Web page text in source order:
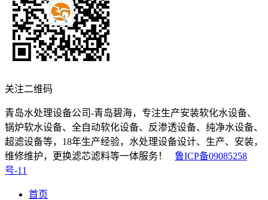
关注二维码
青岛水处理设备公司-青岛碧海，专注生产安装软化水设备、
锅炉软水设备、全自动软化设备、反渗透设备、纯净水设备、
超滤设备等，18年生产经验，水处理设备设计、生产、安装，
维修维护，更换滤芯滤料等一体服务！ 鲁ICP备09085258
号-11
首页